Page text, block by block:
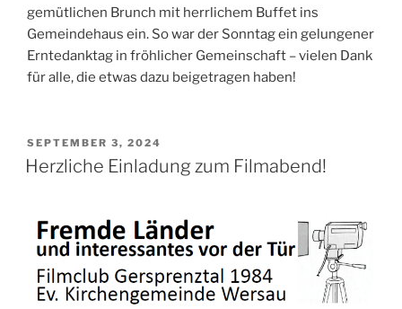
gemütlichen Brunch mit herrlichem Buffet ins
Gemeindehaus ein. So war der Sonntag ein gelungener
Erntedanktag in fröhlicher Gemeinschaft – vielen Dank
für alle, die etwas dazu beigetragen haben!
VERÖFFENTLICHT
AM
SEPTEMBER 3, 2024
Herzliche Einladung zum Filmabend!